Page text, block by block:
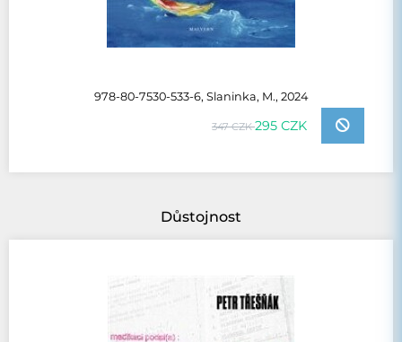
978-80-7530-533-6, Slaninka, M., 2024
347 CZK295 CZK
Důstojnost